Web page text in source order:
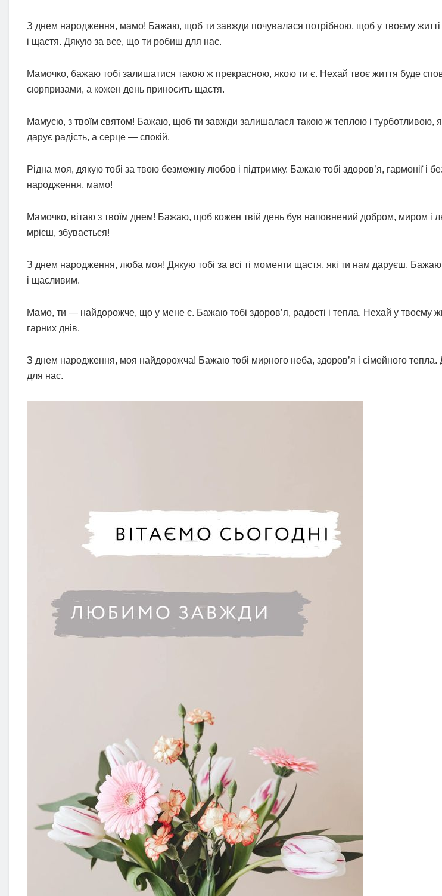
З днем народження, мамо! Бажаю, щоб ти завжди почувалася потрібною, щоб у твоєму житті
і щастя. Дякую за все, що ти робиш для нас.
Мамочко, бажаю тобі залишатися такою ж прекрасною, якою ти є. Нехай твоє життя буде
сюрпризами, а кожен день приносить щастя.
Мамусю, з твоїм святом! Бажаю, щоб ти завжди залишалася такою ж теплою і турботливою,
дарує радість, а серце — спокій.
Рідна моя, дякую тобі за твою безмежну любов і підтримку. Бажаю тобі здоров’я, гармонії і
народження, мамо!
Мамочко, вітаю з твоїм днем! Бажаю, щоб кожен твій день був наповнений добром, миром і
мрієш, збувається!
З днем народження, люба моя! Дякую тобі за всі ті моменти щастя, які ти нам даруєш.
і щасливим.
Мамо, ти — найдорожче, що у мене є. Бажаю тобі здоров’я, радості і тепла. Нехай у твоєму
гарних днів.
З днем народження, моя найдорожча! Бажаю тобі мирного неба, здоров’я і сімейного
для нас.